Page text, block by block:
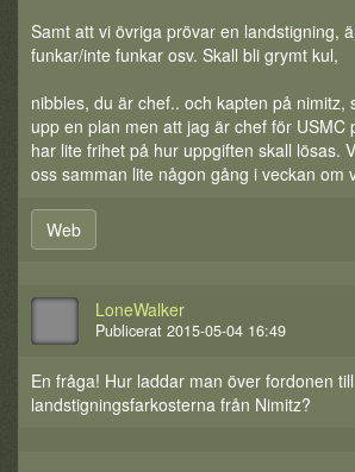
Samt att vi övriga prövar en landstigning,
funkar/inte funkar osv. Skall bli grymt kul,
nibbles, du är chef.. och kapten på nimitz,
upp en plan men att jag är chef för USMC
har lite frihet på hur uppgiften skall lösas.
oss samman lite någon gång i veckan om
Web
LoneWalker
Publicerat 2015-05-04 16:49
En fråga! Hur laddar man över fordonen till
landstigningsfarkosterna från Nimitz?